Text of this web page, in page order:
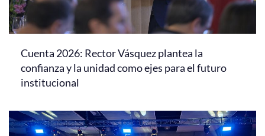
Cuenta 2026: Rector Vásquez plantea la
confianza y la unidad como ejes para el futuro
institucional